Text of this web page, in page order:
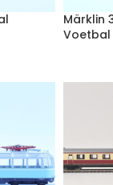
Märklin
Voetbal